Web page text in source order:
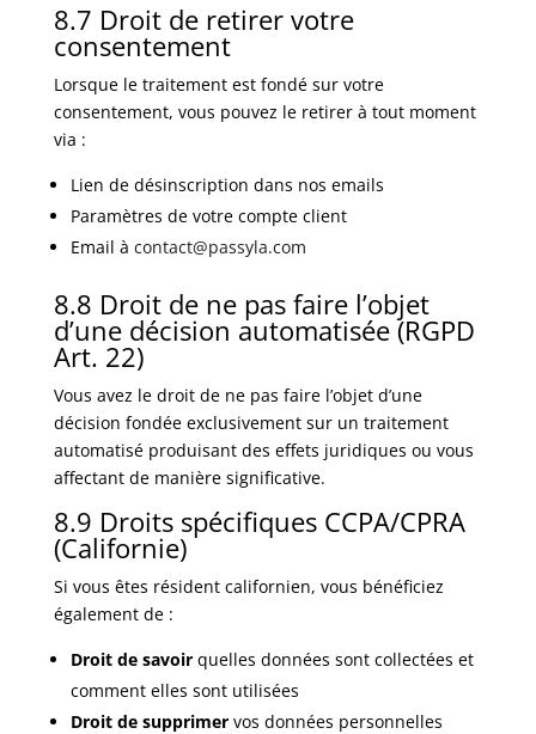
8.7 Droit de retirer votre
consentement
Lorsque le traitement est fondé sur votre
consentement, vous pouvez le retirer à tout moment
via :
Lien de désinscription dans nos emails
Paramètres de votre compte client
Email à contact@passyla.com
8.8 Droit de ne pas faire l’objet
d’une décision automatisée (RGPD
Art. 22)
Vous avez le droit de ne pas faire l’objet d’une
décision fondée exclusivement sur un traitement
automatisé produisant des effets juridiques ou vous
affectant de manière significative.
8.9 Droits spécifiques CCPA/CPRA
(Californie)
Si vous êtes résident californien, vous bénéficiez
également de :
Droit de savoirquelles données sont collectées et
comment elles sont utilisées
Droit de supprimervos données personnelles